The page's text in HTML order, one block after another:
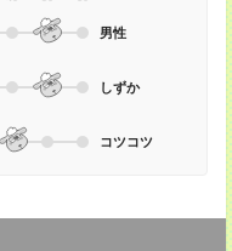
男性
しずか
コツコツ